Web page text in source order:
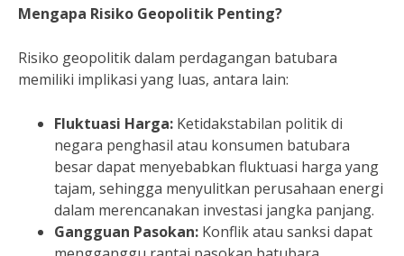
Mengapa Risiko Geopolitik Penting?
Risiko geopolitik dalam perdagangan batubara
memiliki implikasi yang luas, antara lain:
Fluktuasi Harga: Ketidakstabilan politik di
negara penghasil atau konsumen batubara
besar dapat menyebabkan fluktuasi harga yang
tajam, sehingga menyulitkan perusahaan energi
dalam merencanakan investasi jangka panjang.
Gangguan Pasokan: Konflik atau sanksi dapat